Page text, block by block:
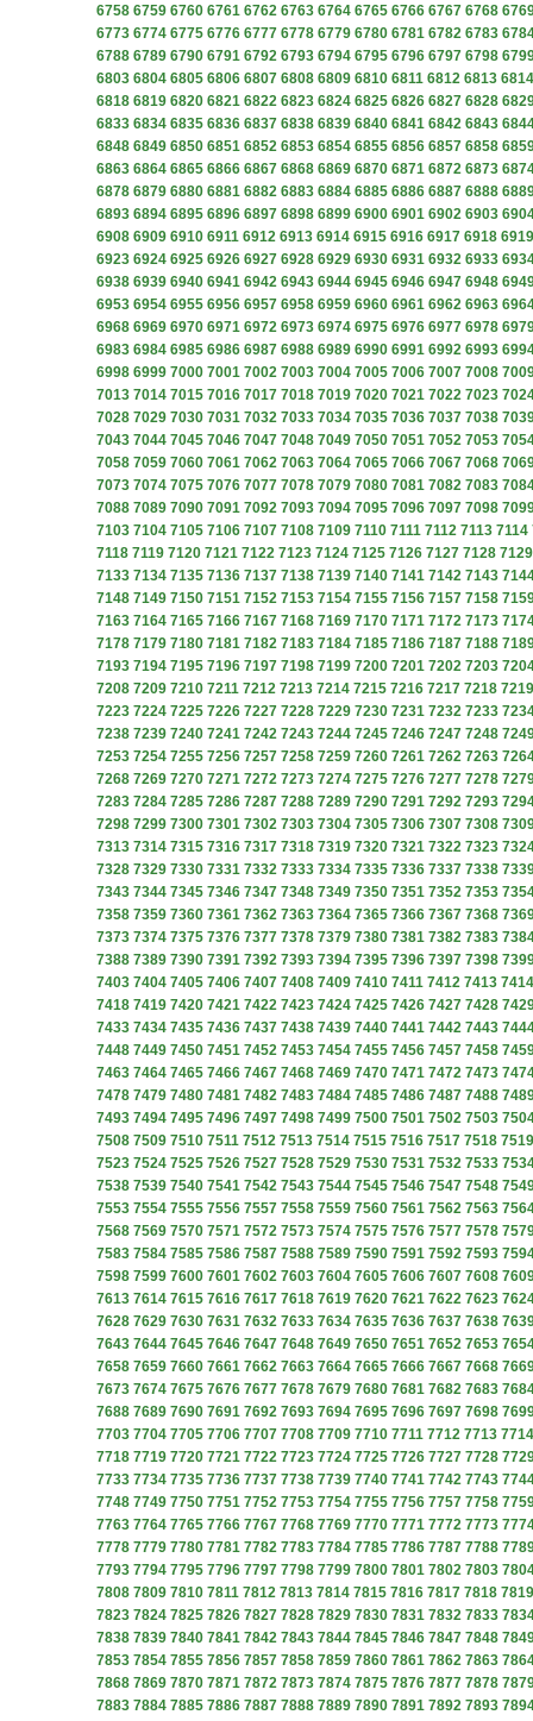
6758 6759 6760 6761 6762 6763 6764 6765 6766 6767 6768
6773 6774 6775 6776 6777 6778 6779 6780 6781 6782 6783
6788 6789 6790 6791 6792 6793 6794 6795 6796 6797 6798
6803 6804 6805 6806 6807 6808 6809 6810 6811 6812 6813 6814
6818 6819 6820 6821 6822 6823 6824 6825 6826 6827 6828
6833 6834 6835 6836 6837 6838 6839 6840 6841 6842 6843
6848 6849 6850 6851 6852 6853 6854 6855 6856 6857 6858
6863 6864 6865 6866 6867 6868 6869 6870 6871 6872 6873
6878 6879 6880 6881 6882 6883 6884 6885 6886 6887 6888
6893 6894 6895 6896 6897 6898 6899 6900 6901 6902 6903
6908 6909 6910 6911 6912 6913 6914 6915 6916 6917 6918 6919
6923 6924 6925 6926 6927 6928 6929 6930 6931 6932 6933
6938 6939 6940 6941 6942 6943 6944 6945 6946 6947 6948
6953 6954 6955 6956 6957 6958 6959 6960 6961 6962 6963
6968 6969 6970 6971 6972 6973 6974 6975 6976 6977 6978
6983 6984 6985 6986 6987 6988 6989 6990 6991 6992 6993
6998 6999 7000 7001 7002 7003 7004 7005 7006 7007 7008
7013 7014 7015 7016 7017 7018 7019 7020 7021 7022 7023
7028 7029 7030 7031 7032 7033 7034 7035 7036 7037 7038
7043 7044 7045 7046 7047 7048 7049 7050 7051 7052 7053
7058 7059 7060 7061 7062 7063 7064 7065 7066 7067 7068
7073 7074 7075 7076 7077 7078 7079 7080 7081 7082 7083
7088 7089 7090 7091 7092 7093 7094 7095 7096 7097 7098
7103 7104 7105 7106 7107 7108 7109 7110 7111 7112 7113 7114
7118 7119 7120 7121 7122 7123 7124 7125 7126 7127 7128 7129
7133 7134 7135 7136 7137 7138 7139 7140 7141 7142 7143
7148 7149 7150 7151 7152 7153 7154 7155 7156 7157 7158
7163 7164 7165 7166 7167 7168 7169 7170 7171 7172 7173
7178 7179 7180 7181 7182 7183 7184 7185 7186 7187 7188
7193 7194 7195 7196 7197 7198 7199 7200 7201 7202 7203
7208 7209 7210 7211 7212 7213 7214 7215 7216 7217 7218 7219
7223 7224 7225 7226 7227 7228 7229 7230 7231 7232 7233
7238 7239 7240 7241 7242 7243 7244 7245 7246 7247 7248
7253 7254 7255 7256 7257 7258 7259 7260 7261 7262 7263
7268 7269 7270 7271 7272 7273 7274 7275 7276 7277 7278
7283 7284 7285 7286 7287 7288 7289 7290 7291 7292 7293
7298 7299 7300 7301 7302 7303 7304 7305 7306 7307 7308
7313 7314 7315 7316 7317 7318 7319 7320 7321 7322 7323
7328 7329 7330 7331 7332 7333 7334 7335 7336 7337 7338
7343 7344 7345 7346 7347 7348 7349 7350 7351 7352 7353
7358 7359 7360 7361 7362 7363 7364 7365 7366 7367 7368
7373 7374 7375 7376 7377 7378 7379 7380 7381 7382 7383
7388 7389 7390 7391 7392 7393 7394 7395 7396 7397 7398
7403 7404 7405 7406 7407 7408 7409 7410 7411 7412 7413 7414
7418 7419 7420 7421 7422 7423 7424 7425 7426 7427 7428
7433 7434 7435 7436 7437 7438 7439 7440 7441 7442 7443
7448 7449 7450 7451 7452 7453 7454 7455 7456 7457 7458
7463 7464 7465 7466 7467 7468 7469 7470 7471 7472 7473
7478 7479 7480 7481 7482 7483 7484 7485 7486 7487 7488
7493 7494 7495 7496 7497 7498 7499 7500 7501 7502 7503
7508 7509 7510 7511 7512 7513 7514 7515 7516 7517 7518 7519
7523 7524 7525 7526 7527 7528 7529 7530 7531 7532 7533
7538 7539 7540 7541 7542 7543 7544 7545 7546 7547 7548
7553 7554 7555 7556 7557 7558 7559 7560 7561 7562 7563
7568 7569 7570 7571 7572 7573 7574 7575 7576 7577 7578
7583 7584 7585 7586 7587 7588 7589 7590 7591 7592 7593
7598 7599 7600 7601 7602 7603 7604 7605 7606 7607 7608
7613 7614 7615 7616 7617 7618 7619 7620 7621 7622 7623
7628 7629 7630 7631 7632 7633 7634 7635 7636 7637 7638
7643 7644 7645 7646 7647 7648 7649 7650 7651 7652 7653
7658 7659 7660 7661 7662 7663 7664 7665 7666 7667 7668
7673 7674 7675 7676 7677 7678 7679 7680 7681 7682 7683
7688 7689 7690 7691 7692 7693 7694 7695 7696 7697 7698
7703 7704 7705 7706 7707 7708 7709 7710 7711 7712 7713 7714
7718 7719 7720 7721 7722 7723 7724 7725 7726 7727 7728
7733 7734 7735 7736 7737 7738 7739 7740 7741 7742 7743
7748 7749 7750 7751 7752 7753 7754 7755 7756 7757 7758
7763 7764 7765 7766 7767 7768 7769 7770 7771 7772 7773
7778 7779 7780 7781 7782 7783 7784 7785 7786 7787 7788
7793 7794 7795 7796 7797 7798 7799 7800 7801 7802 7803
7808 7809 7810 7811 7812 7813 7814 7815 7816 7817 7818 7819
7823 7824 7825 7826 7827 7828 7829 7830 7831 7832 7833
7838 7839 7840 7841 7842 7843 7844 7845 7846 7847 7848
7853 7854 7855 7856 7857 7858 7859 7860 7861 7862 7863
7868 7869 7870 7871 7872 7873 7874 7875 7876 7877 7878
7883 7884 7885 7886 7887 7888 7889 7890 7891 7892 7893